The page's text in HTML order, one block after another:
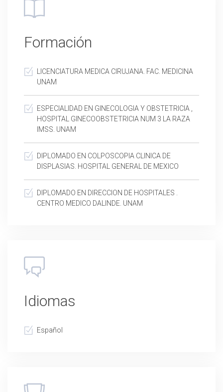
Formación
LICENCIATURA MEDICA CIRUJANA. FAC. MEDICINA
UNAM
ESPECIALIDAD EN GINECOLOGIA Y OBSTETRICIA ,
HOSPITAL GINECOOBSTETRICIA NUM 3 LA RAZA
IMSS. UNAM
DIPLOMADO EN COLPOSCOPIA CLINICA DE
DISPLASIAS. HOSPITAL GENERAL DE MEXICO
DIPLOMADO EN DIRECCION DE HOSPITALES .
CENTRO MEDICO DALINDE. UNAM
Idiomas
Español